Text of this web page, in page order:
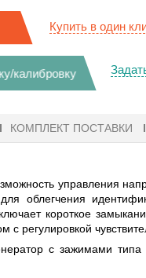
Купить в один
калибровку
КОМПЛЕКТ ПОСТАВКИ
управления
облегчения
короткое
регулировкой
с зажимами